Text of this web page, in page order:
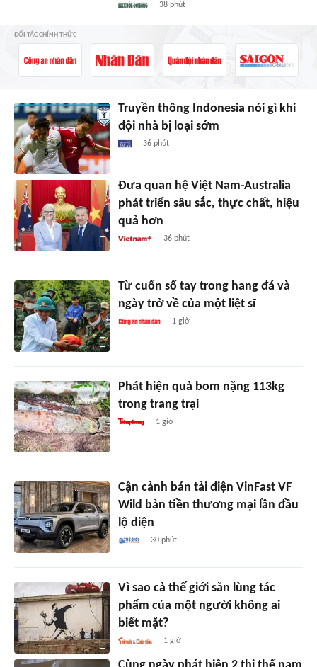
38 phút
ĐỐI TÁC CHÍNH THỨC
Truyền thông Indonesia nói gì khi
đội nhà bị loại sớm
36 phút
Đưa quan hệ Việt Nam-Australia
phát triển sâu sắc, thực chất, hiệu
quả hơn
36 phút
Từ cuốn sổ tay trong hang đá và
ngày trở về của một liệt sĩ
1 giờ
Phát hiện quả bom nặng 113kg
trong trang trại
1 giờ
Cận cảnh bán tải điện VinFast VF
Wild bản tiền thương mại lần đầu
lộ diện
30 phút
Vì sao cả thế giới săn lùng tác
phẩm của một người không ai
biết mặt?
1 giờ